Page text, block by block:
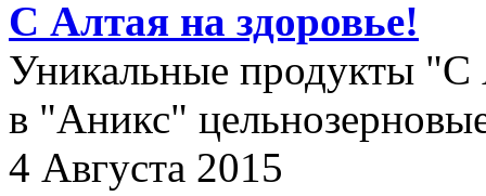
С Алтая на здоровье!
Уникальные продукты "С
в "Аникс"
4 Августа 2015